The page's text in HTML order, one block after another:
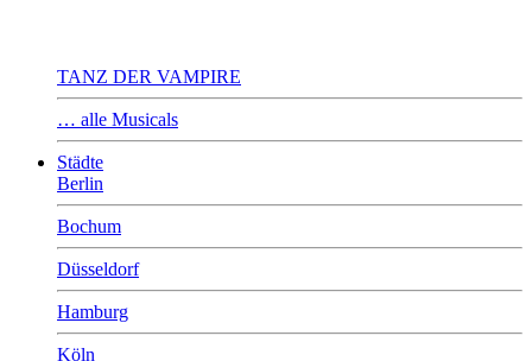
TANZ DER VAMPIRE
… alle Musicals
Städte
Berlin
Bochum
Düsseldorf
Hamburg
Köln